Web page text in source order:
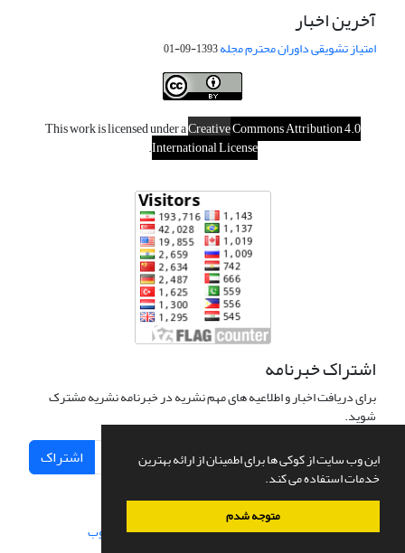
این وب سایت از کوکی ها برای اطمینان از ارائه بهترین
خدمات استفاده می کند.
متوجه شدم
آخرین اخبار
امتیاز تشویقی داوران محترم مجله1393-09-01
This work is licensed under aCreativeCommons Attribution 4.0
International License
.
اشتراک خبرنامه
برای دریافت اخبار و اطلاعیه های مهم نشریه در خبرنامه نشریه مشترک
شوید.
اشتراک
سامانه مدیریت نشریات علمی.طراحی و پیاده سازی از سیناوب